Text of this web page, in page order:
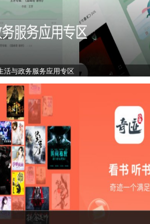
活与政务服务应用专区